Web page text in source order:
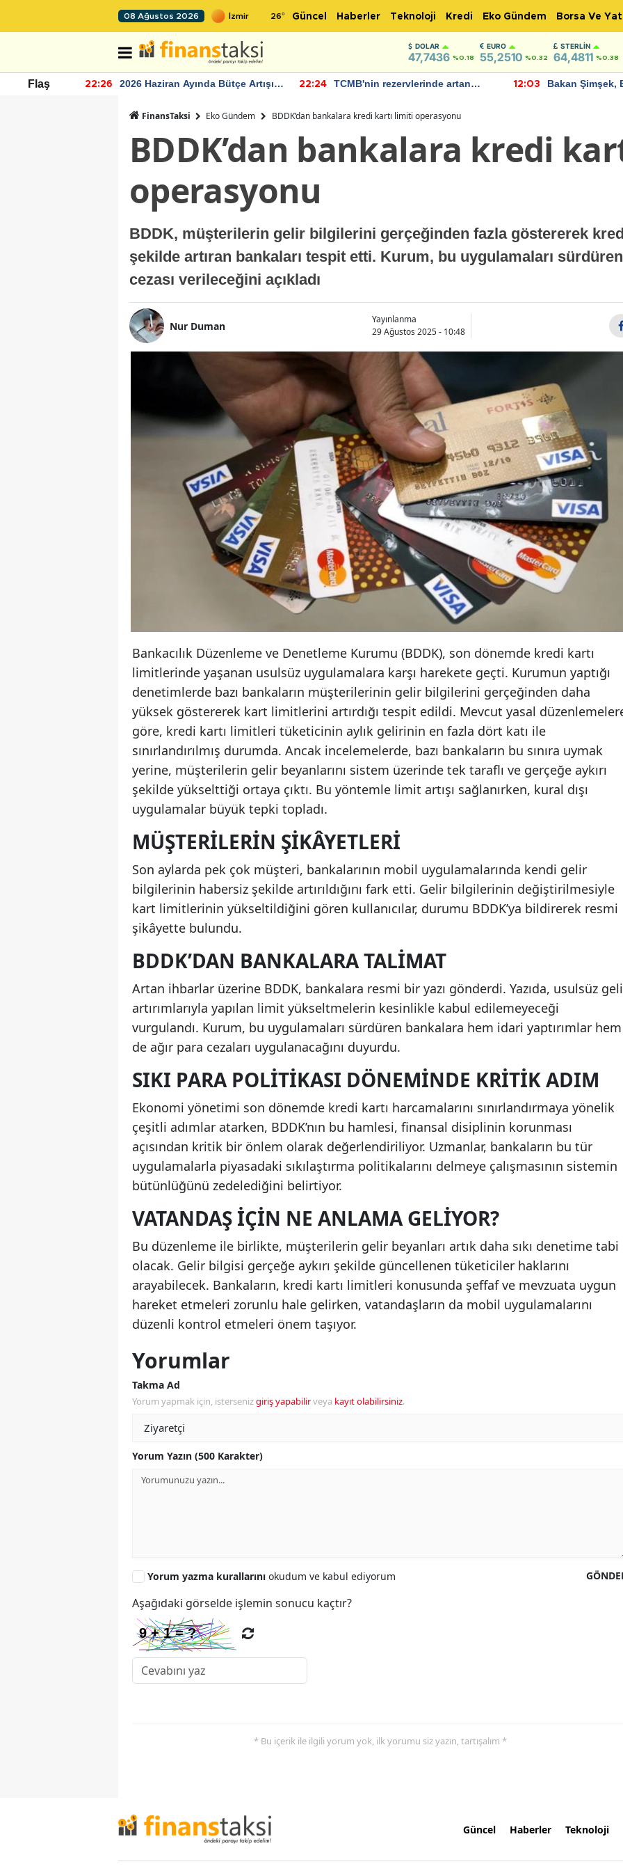
08 Ağustos 2026 26° Güncel Haberler Teknoloji Kredi Eko Gündem Borsa Ve
DOLAR
47,7436 %0.18
EURO
55,2510 %0.32
STERLIN
64,4811 %0.38
Flaş 22:26
2026 Haziran Ayında Bütçe Artışı
22:24
TCMB'nin rezervlerinde artan
12:03
Bakan Şimşek,
FinansTaksi Eko Gündem BDDK’dan bankalara kredi kartı limiti operasyonu
BDDK’dan bankalara kredi
operasyonu
BDDK, müşterilerin gelir bilgilerini gerçeğinden fazla göstererek
şekilde artıran bankaları tespit etti. Kurum, bu uygulamaları
cezası verileceğini açıkladı
Nur Duman
Yayınlanma
29 Ağustos 2025 - 10:48
Bankacılık Düzenleme ve Denetleme Kurumu (BDDK), son dönemde kredi kartı
limitlerinde yaşanan usulsüz uygulamalara karşı harekete geçti. Kurumun yaptığı
denetimlerde bazı bankaların müşterilerinin gelir bilgilerini gerçeğinden daha
yüksek göstererek kart limitlerini artırdığı tespit edildi. Mevcut yasal
göre, kredi kartı limitleri tüketicinin aylık gelirinin en fazla dört katı ile
sınırlandırılmış durumda. Ancak incelemelerde, bazı bankaların bu sınıra uymak
yerine, müşterilerin gelir beyanlarını sistem üzerinde tek taraflı ve gerçeğe aykırı
şekilde yükselttiği ortaya çıktı. Bu yöntemle limit artışı sağlanırken, kural dışı
uygulamalar büyük tepki topladı.
MÜŞTERILERIN ŞIKÂYETLERI
Son aylarda pek çok müşteri, bankalarının mobil uygulamalarında kendi gelir
bilgilerinin habersiz şekilde artırıldığını fark etti. Gelir bilgilerinin değiştirilmesiyle
kart limitlerinin yükseltildiğini gören kullanıcılar, durumu BDDK’ya bildirerek resmi
şikâyette bulundu.
BDDK’DAN BANKALARA TALIMAT
Artan ihbarlar üzerine BDDK, bankalara resmi bir yazı gönderdi. Yazıda, usulsüz
artırımlarıyla yapılan limit yükseltmelerin kesinlikle kabul edilemeyeceği
vurgulandı. Kurum, bu uygulamaları sürdüren bankalara hem idari yaptırımlar hem
de ağır para cezaları uygulanacağını duyurdu.
SIKI PARA POLITIKASI DÖNEMINDE KRITIK ADIM
Ekonomi yönetimi son dönemde kredi kartı harcamalarını sınırlandırmaya yönelik
çeşitli adımlar atarken, BDDK’nın bu hamlesi, finansal disiplinin korunması
açısından kritik bir önlem olarak değerlendiriliyor. Uzmanlar, bankaların bu tür
uygulamalarla piyasadaki sıkılaştırma politikalarını delmeye çalışmasının sistemin
bütünlüğünü zedelediğini belirtiyor.
VATANDAŞ İÇIN NE ANLAMA GELIYOR?
Bu düzenleme ile birlikte, müşterilerin gelir beyanları artık daha sıkı denetime tabi
olacak. Gelir bilgisi gerçeğe aykırı şekilde güncellenen tüketiciler haklarını
arayabilecek. Bankaların, kredi kartı limitleri konusunda şeffaf ve mevzuata uygun
hareket etmeleri zorunlu hale gelirken, vatandaşların da mobil uygulamalarını
düzenli kontrol etmeleri önem taşıyor.
Yorumlar
Takma Ad
Yorum yapmak için, istersenizgiriş yapabilirveya kayıt olabilirsiniz.
Yorum Yazın (500 Karakter)
Yorum yazma kurallarını okudum ve kabul ediyorum
Aşağıdaki görselde işlemin sonucu kaçtır?
* Bu içerik ile ilgili yorum yok, ilk yorumu siz yazın, tartışalım *
Güncel Haberler Teknoloji